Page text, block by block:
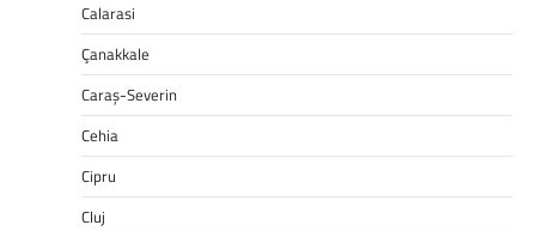
Calarasi
Çanakkale
Caraș-Severin
Cehia
Cipru
Cluj